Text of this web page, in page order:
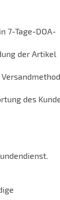
7-Tage-DOA-
der Artikel
des